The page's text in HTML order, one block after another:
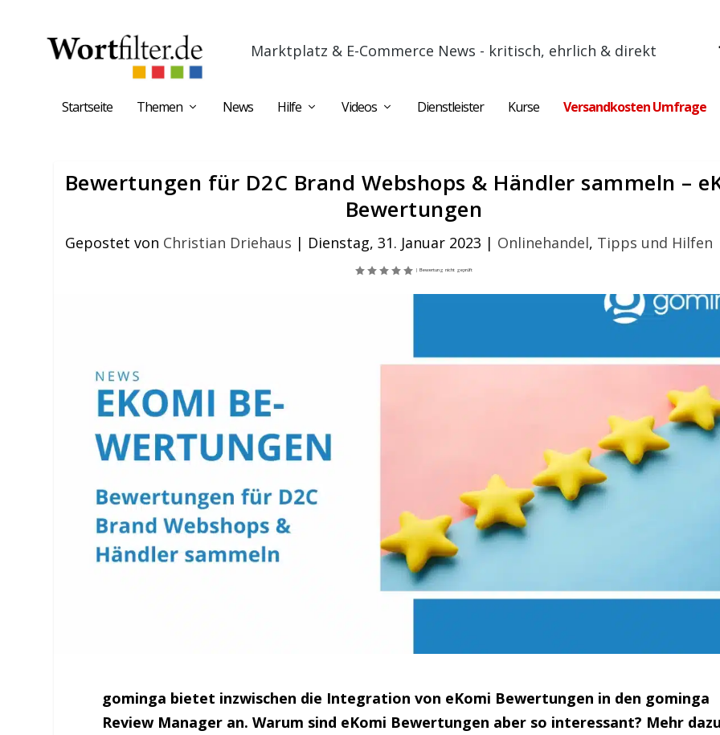
Marktplatz & E-Commerce News - kritisch, ehrlich & direkt
Startseite Themen News Hilfe Videos Dienstleister Kurse Versandkosten Umfrage
Bewertungen für D2C Brand Webshops & Händler sammeln –
Bewertungen
Gepostet von Christian Driehaus | Dienstag, 31. Januar 2023 | Onlinehandel, Tipps und Hilfen
gominga bietet inzwischen die Integration von eKomi Bewertungen in den gominga
Review Manager an. Warum sind eKomi Bewertungen aber so interessant? Mehr